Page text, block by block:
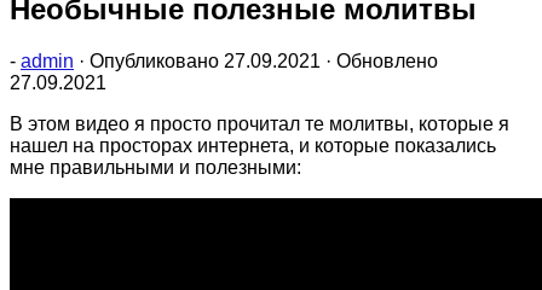
Необычные полезные молитвы
- admin · Опубликовано 27.09.2021 · Обновлено
27.09.2021
В этом видео я просто прочитал те молитвы, которые я
нашел на просторах интернета, и которые показались
мне правильными и полезными: